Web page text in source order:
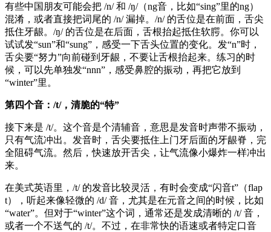
有些中国朋友可能会把 /n/ 和 /ŋ/（ng音，比如“sing”里的ng）
混淆，或者直接把词尾的 /n/ 漏掉。/n/ 的舌位是在前面，舌尖
抵住牙龈。/ŋ/ 的舌位是在后面，舌根抬起抵住软腭。你可以
试试发“sun”和“sung”，感受一下舌头位置的变化。发“n”时，
舌尖要“努力”向前碰到牙龈，不要让舌根抬起来。练习的时
候，可以先单独发“nnn”，感受鼻腔的振动，再把它放到
“winter”里。
第四个音：/t/，清脆的“特”
接下来是 /t/。这个音是个清辅音，意思是发音时声带不振动，
只有气流冲出。发音时，舌尖要抵住上门牙后面的牙龈脊，完
全阻碍气流。然后，快速放开舌尖，让气流像小爆炸一样冲出
来。
在美式英语里，/t/ 的发音比较灵活，有时会变成“闪音t”（flap
t），听起来像轻微的 /d/ 音，尤其是在元音之间的时候，比如
“water”。但对于“winter”这个词，通常还是发成清晰的 /t/ 音，
或者一个不送气的 /t/。不过，在非常快的语速或者特定口音